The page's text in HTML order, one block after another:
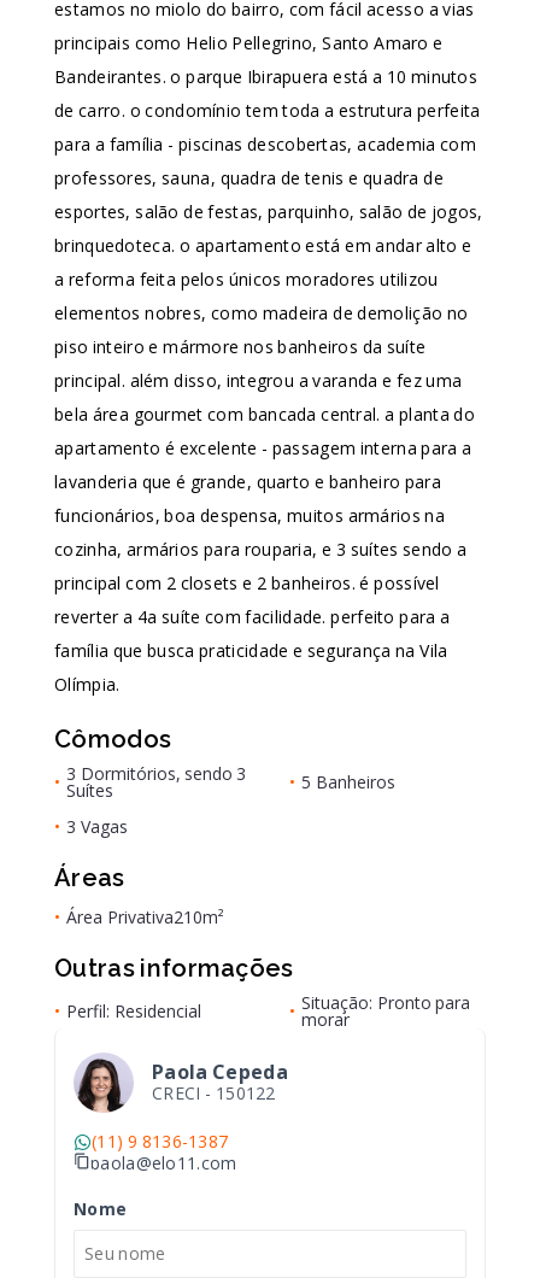
estamos no miolo do bairro, com fácil acesso a vias
principais como Helio Pellegrino, Santo Amaro e
Bandeirantes. o parque Ibirapuera está a 10 minutos
de carro. o condomínio tem toda a estrutura perfeita
para a família - piscinas descobertas, academia com
professores, sauna, quadra de tenis e quadra de
esportes, salão de festas, parquinho, salão de jogos,
brinquedoteca. o apartamento está em andar alto e
a reforma feita pelos únicos moradores utilizou
elementos nobres, como madeira de demolição no
piso inteiro e mármore nos banheiros da suíte
principal. além disso, integrou a varanda e fez uma
bela área gourmet com bancada central. a planta do
apartamento é excelente - passagem interna para a
lavanderia que é grande, quarto e banheiro para
funcionários, boa despensa, muitos armários na
cozinha, armários para rouparia, e 3 suítes sendo a
principal com 2 closets e 2 banheiros. é possível
reverter a 4a suíte com facilidade. perfeito para a
família que busca praticidade e segurança na Vila
Olímpia.
Cômodos
• 3 Dormitórios, sendo 3
Suítes • 5 Banheiros
• 3 Vagas
Áreas
• Área Privativa210m²
Outras informações
• Perfil: Residencial • Situação: Pronto para
morar
Paola Cepeda
CRECI - 150122
(11) 9 8136-1387
paola@elo11.com
Nome